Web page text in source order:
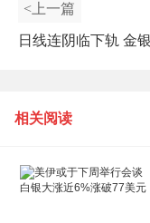
<上一篇
日线连阴临下轨 金
相关阅读